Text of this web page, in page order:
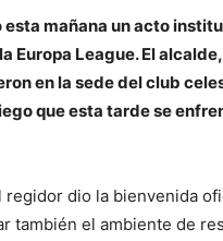
mañana un acto
Europa League. El
en la sede del club
que esta tarde se
regidor dio la bienvenida
también el ambiente de